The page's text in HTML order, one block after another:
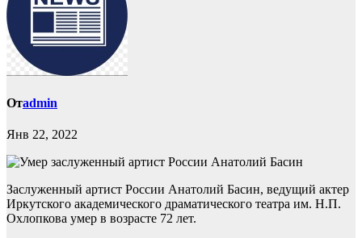
Отadmin
Янв 22, 2022
Заслуженный артист России Анатолий Басин, ведущий актер
Иркутского академического драматического театра им. Н.П.
Охлопкова умер в возрасте 72 лет.